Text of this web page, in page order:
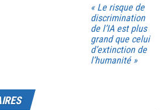
« Le risque de
discrimination
de l’IA est plus
grand que celui
d’extinction de
l’humanité »